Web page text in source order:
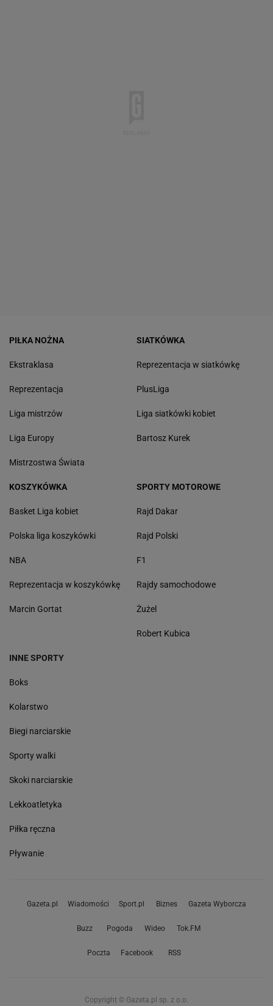
PIŁKA NOŻNA
Ekstraklasa
Reprezentacja
Liga mistrzów
Liga Europy
Mistrzostwa Świata
SIATKÓWKA
Reprezentacja w siatkówkę
PlusLiga
Liga siatkówki kobiet
Bartosz Kurek
KOSZYKÓWKA
Basket Liga kobiet
Polska liga koszykówki
NBA
Reprezentacja w koszykówkę
Marcin Gortat
SPORTY MOTOROWE
Rajd Dakar
Rajd Polski
F1
Rajdy samochodowe
Żużel
Robert Kubica
INNE SPORTY
Boks
Kolarstwo
Biegi narciarskie
Sporty walki
Skoki narciarskie
Lekkoatletyka
Piłka ręczna
Pływanie
Gazeta.pl Wiadomości Sport.pl Biznes Gazeta Wyborcza
Buzz Pogoda Wideo Tok.FM
Poczta Facebook RSS
Copyright © Gazeta.pl sp. z o.o.